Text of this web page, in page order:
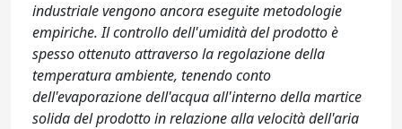
industriale vengono ancora eseguite metodologie
empiriche. Il controllo dell'umidità del prodotto è
spesso ottenuto attraverso la regolazione della
temperatura ambiente, tenendo conto
dell'evaporazione dell'acqua all'interno della martice
solida del prodotto in relazione alla velocità dell'aria